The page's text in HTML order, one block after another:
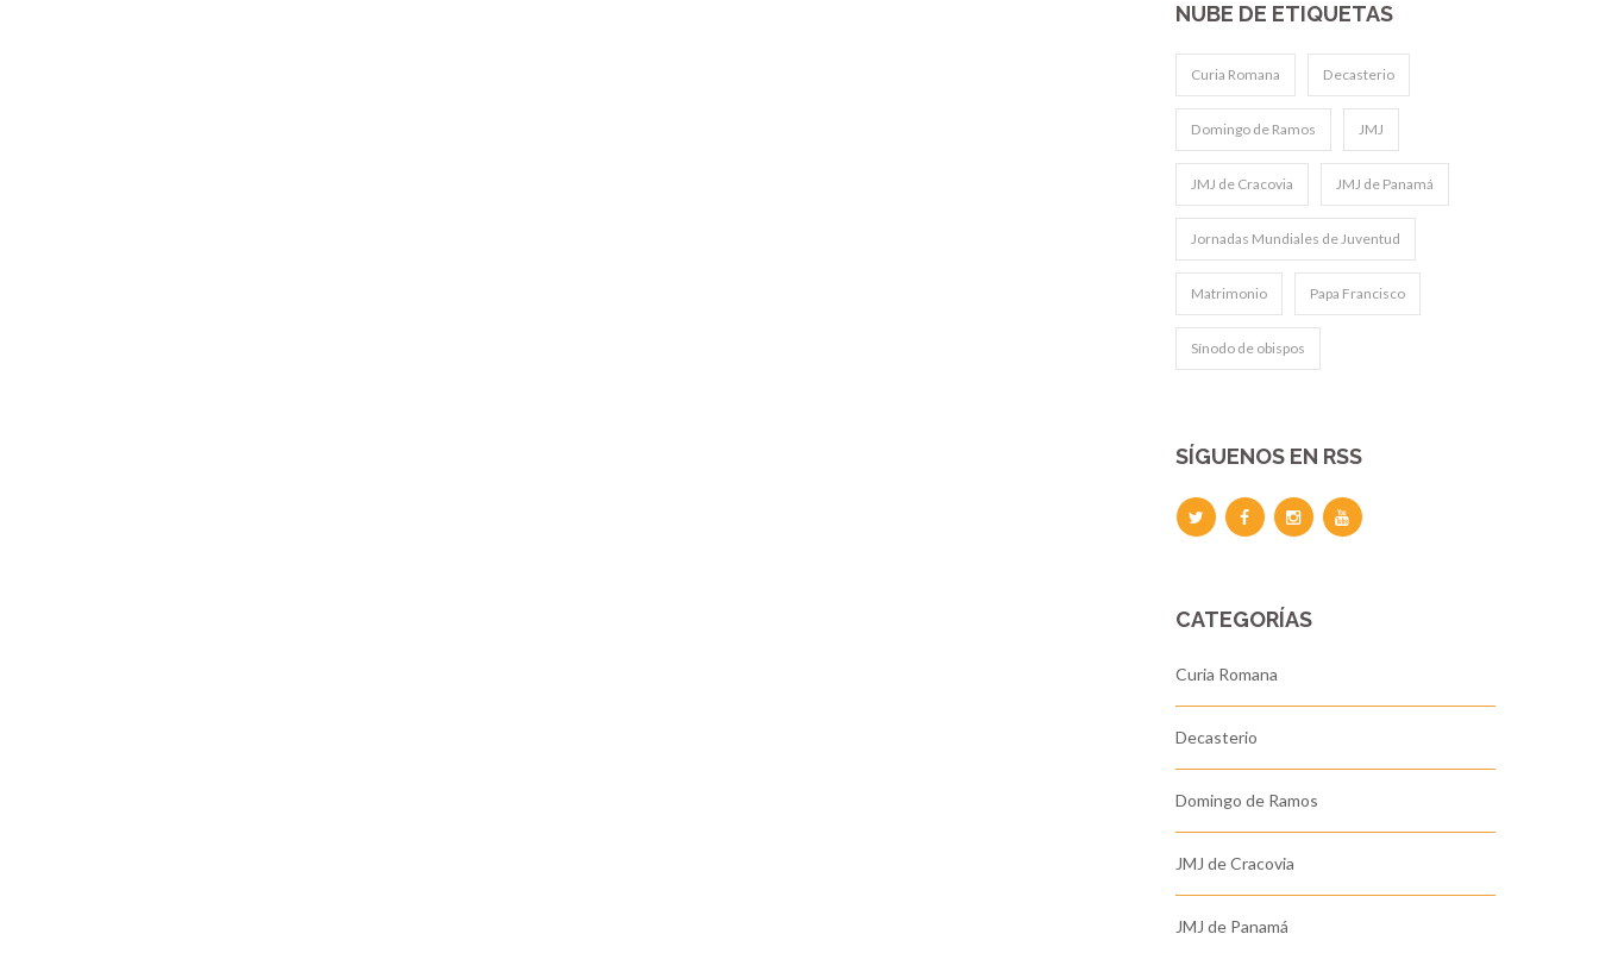
NUBE DE ETIQUETAS
Curia Romana Decasterio
Domingo de Ramos JMJ
JMJ de Cracovia JMJ de Panamá
Jornadas Mundiales de Juventud
Matrimonio Papa Francisco
Sínodo de obispos
SÍGUENOS EN RSS
CATEGORÍAS
Curia Romana
Decasterio
Domingo de Ramos
JMJ de Cracovia
JMJ de Panamá